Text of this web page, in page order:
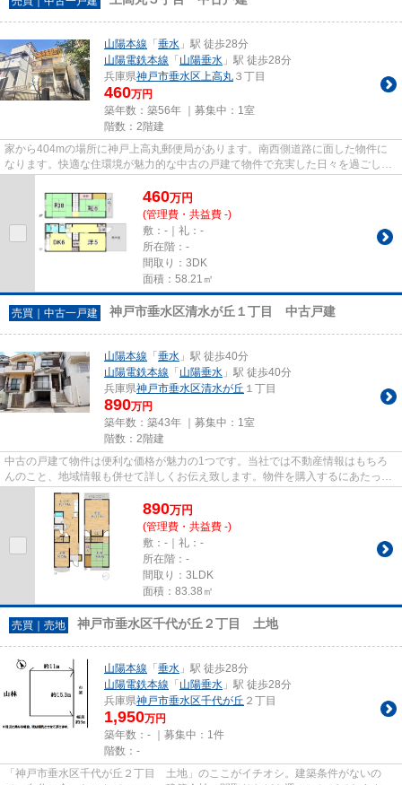
山陽本線 「 垂水 」駅 徒歩28分
山陽電鉄本線 「 山陽垂水 」駅 徒歩28分
兵庫県神戸市垂水区上高丸 ３丁目
460万円
築年数：築56年 ｜募集中： 1室
階数：2階建
家から404mの場所に神戸上高丸郵便局があります。南西側道路に面した物件に
なります。快適な住環境が魅力的な中古の戸建て物件で充実した日々を過ごしま
460万円
(管理費・共益費 -)
敷：-｜礼：-
所在階：-
間取り：3DK
面積：58.21㎡
売買｜中古一戸建 神戸市垂水区清水が丘１丁目 中古戸建
山陽本線 「 垂水 」駅 徒歩40分
山陽電鉄本線 「 山陽垂水 」駅 徒歩40分
兵庫県神戸市垂水区清水が丘 １丁目
890万円
築年数：築43年 ｜募集中： 1室
階数：2階建
中古の戸建て物件は便利な価格が魅力の1つです。当社では不動産情報はもちろ
んのこと、地域情報も併せて詳しくお伝え致します。物件を購入するにあたって
何か気になる点があれば、お気...
890万円
(管理費・共益費 -)
敷：-｜礼：-
所在階：-
間取り：3LDK
面積：83.38㎡
売買｜売地 神戸市垂水区千代が丘２丁目 土地
山陽本線 「 垂水 」駅 徒歩28分
山陽電鉄本線 「 山陽垂水 」駅 徒歩28分
兵庫県神戸市垂水区千代が丘 ２丁目
1,950万円
築年数：- ｜募集中： 1件
階数：-
「神戸市垂水区千代が丘２丁目 土地」のここがイチオシ。建築条件がないの